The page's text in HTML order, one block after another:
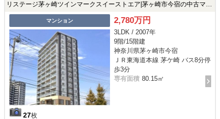
リステージ茅ヶ崎ツインマークスイーストエア|茅ヶ崎市今宿の中古マンション
マンション
27枚
2,780万円
3LDK / 2007年
9階/15階建
神奈川県茅ヶ崎市今宿
ＪＲ東海道本線 茅ケ崎 バス8分停
歩3分
専有面積 80.15㎡